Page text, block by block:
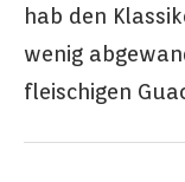
hab den
wenig
fleischigen